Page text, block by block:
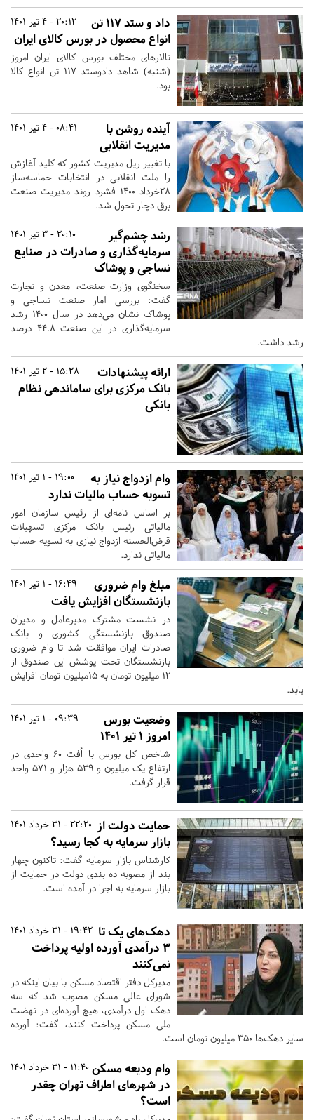
20:12 - 4 تیر 1401
داد و ستد ۱۱۷ تن
انواع محصول در بورس کالای ایران
تالارهای مختلف بورس کالای ایران امروز
(شنبه) شاهد دادوستد ۱۱۷ تن انواع کالا
بود.
08:41 - 4 تیر 1401
آینده روشن با
مدیریت انقلابی
با تغییر ریل مدیریت کشور که کلید آغازش
را ملت انقلابی در انتخابات حماسه‌ساز
۲۸خرداد ۱۴۰۰ فشرد روند مدیریت صنعت
برق دچار تحول شد.
20:10 - 3 تیر 1401
رشد چشم‌گیر
سرمایه‌گذاری و صادرات در صنایع
نساجی و پوشاک
سخنگوی وزارت صنعت، معدن و تجارت
گفت: بررسی آمار صنعت نساجی و
پوشاک نشان می‌دهد در سال ۱۴۰۰ رشد
سرمایه‌گذاری در این صنعت ۴۴.۸ درصد
رشد داشت.
15:28 - 2 تیر 1401
ارائه پیشنهادات
بانک مرکزی برای ساماندهی نظام
بانکی
19:00 - 1 تیر 1401
وام ازدواج نیاز به
تسویه حساب مالیات ندارد
بر اساس نامه‌ای از رئیس سازمان امور
مالیاتی رئیس بانک مرکزی تسهیلات
قرض‌الحسنه ازدواج نیازی به تسویه حساب
مالیاتی ندارد.
16:49 - 1 تیر 1401
مبلغ وام ضروری
بازنشستگان افزایش یافت
در نشست مشترک مدیرعامل و مدیران
صندوق بازنشستگی کشوری و بانک
صادرات ایران موافقت شد تا وام ضروری
بازنشستگان تحت پوشش این صندوق از
۱۲ میلیون تومان به ۱۵میلیون تومان افزایش
یابد.
09:39 - 1 تیر 1401
وضعیت بورس
امروز ۱ تیر ۱۴۰۱
شاخص کل بورس با اُفت ۶۰ واحدی در
ارتفاع یک میلیون و ۵۳۹ هزار و ۵۷۱ واحد
قرار گرفت.
22:20 - 31 خرداد 1401 حمایت دولت از
بازار سرمایه به کجا رسید؟
کارشناس بازار سرمایه گفت: تاکنون چهار
بند از مصوبه ده بندی دولت در حمایت از
بازار سرمایه به اجرا در آمده است.
19:42 - 31 خرداد 1401 دهک‌های یک تا
۳ درآمدی آورده اولیه پرداخت
نمی‌کنند
مدیرکل دفتر اقتصاد مسکن با بیان اینکه در
شورای عالی مسکن مصوب شد که سه
دهک اول درآمدی، هیچ آورده‌ای در نهضت
ملی مسکن پرداخت کنند، گفت: آورده
سایر دهک‌ها ۳۵۰ میلیون تومان است.
11:40 - 31 خرداد 1401 وام ودیعه مسکن
در شهرهای اطراف تهران چقدر
است؟